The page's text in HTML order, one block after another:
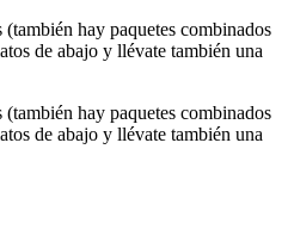
hay paquetes combinados
de abajo y llévate también una
hay paquetes combinados
de abajo y llévate también una